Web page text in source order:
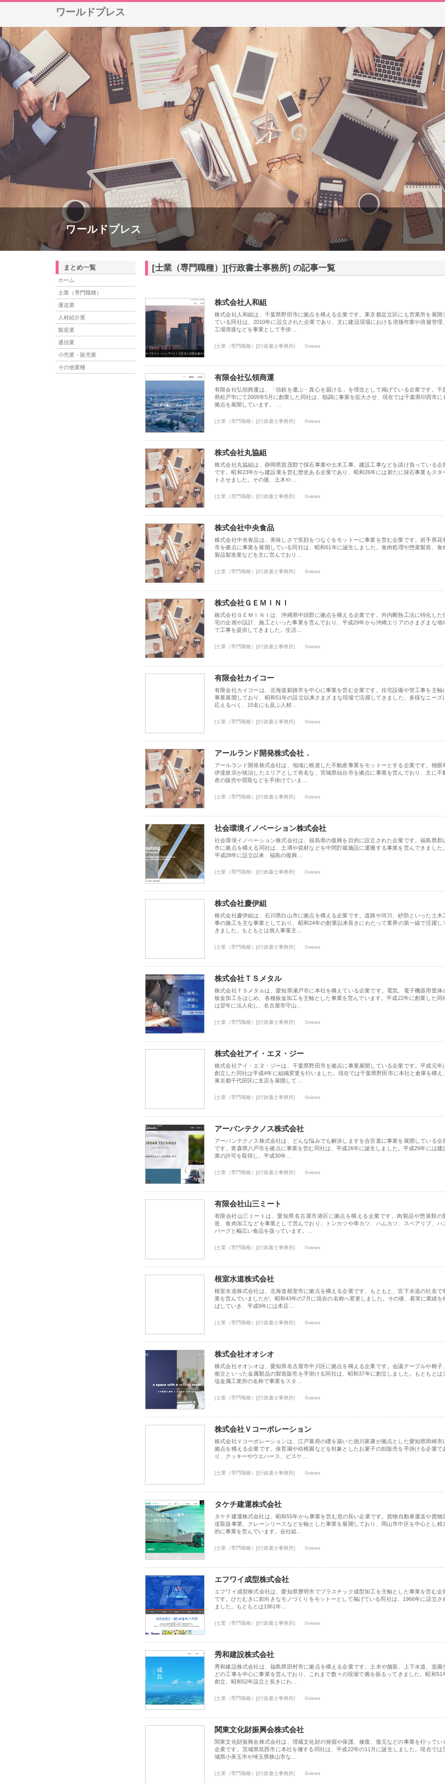
ワールドプレス
ワールドプレス
まとめ一覧
ホーム
士業（専門職種）
運送業
人材紹介業
製造業
通信業
小売業・販売業
その他業種
[士業（専門職種）][行政書士事務所] の記事一覧
株式会社人和組
株式会社人和組は、千葉県野田市に拠点を構える企業です。東京都足立区にも営業所を展開
ている同社は、2010年に設立された企業であり、主に建設現場における溶接作業や溶接管理、
工場溶接などを事業として手掛…
[士業（専門職種）][行政書士事務所] 0views
有限会社弘領商運
有限会社弘領商運は、「信頼を運ぶ・真心を届ける」を理念として掲げている企業です。千
県松戸市にて2005年5月に創業した同社は、順調に事業を拡大させ、現在では千葉県印西市に
拠点を展開しています。 …
[士業（専門職種）][行政書士事務所] 0views
株式会社丸協組
株式会社丸協組は、静岡県賀茂郡で採石事業や土木工事、建設工事などを請け負っている企
です。昭和23年から建設業を営む歴史ある企業であり、昭和26年には新たに採石事業もスタ
トさせました。その後、土木や…
[士業（専門職種）][行政書士事務所] 0views
株式会社中央食品
株式会社中央食品は、美味しさで笑顔をつなぐをモットーに事業を営む企業です。岩手県花
市を拠点に事業を展開している同社は、昭和61年に誕生しました。食肉処理や惣菜製造、食
製品製造業などを主に営んでおり…
[士業（専門職種）][行政書士事務所] 0views
株式会社ＧＥＭＩＮＩ
株式会社ＧＥＭＩＮＩは、沖縄県中頭郡に拠点を構える企業です。外内断熱工法に特化した
宅の企画や設計、施工といった事業を営んでおり、平成29年から沖縄エリアのさまざまな地
で工事を提供してきました。生活…
[士業（専門職種）][行政書士事務所] 0views
有限会社カイコー
有限会社カイコーは、北海道釧路市を中心に事業を営む企業です。住宅設備や管工事を主軸
事業展開しており、昭和51年の設立以来さまざまな現場で活躍してきました。多様なニーズ
応えるべく、15名にも及ぶ人材…
[士業（専門職種）][行政書士事務所] 0views
アールランド開発株式会社．
アールランド開発株式会社は、地域に根差した不動産事業をモットーとする企業です。独眼
伊達政宗が統治したエリアとして有名な、宮城県仙台市を拠点に事業を営んでおり、主に不
産の販売や買取などを手掛けていま…
[士業（専門職種）][行政書士事務所] 0views
社会環境イノベーション株式会社
社会環境イノベーション株式会社は、福島県の復興を目的に設立された企業です。福島県郡
市に拠点を構える同社は、土壌や資材などを中間貯蔵施設に運搬する事業を営んできました。
平成28年に設立以来、福島の復興…
[士業（専門職種）][行政書士事務所] 0views
株式会社慶伊組
株式会社慶伊組は、石川県白山市に拠点を構える企業です。道路や河川、砂防といった土木
事の施工を主な事業としており、昭和24年の創業以来長きにわたって業界の第一線で活躍し
きました。もともとは個人事業主…
[士業（専門職種）][行政書士事務所] 0views
株式会社ＴＳメタル
株式会社ＴＳメタルは、愛知県瀬戸市に本社を構えている企業です。電気、電子機器用筐体
板金加工をはじめ、各種板金加工を主軸とした事業を営んでいます。平成22年に創業した同
は翌年に法人化し、名古屋市守山…
[士業（専門職種）][行政書士事務所] 0views
株式会社アイ・エヌ・ジー
株式会社アイ・エヌ・ジーは、千葉県野田市を拠点に事業展開している企業です。平成元年
創立した同社は平成4年に組織変更を行いました。現在では千葉県野田市に本社と倉庫を構え、
東京都千代田区に支店を展開して…
[士業（専門職種）][行政書士事務所] 0views
アーバンテクノス株式会社
アーバンテクノス株式会社は、どんな悩みでも解決しますを合言葉に事業を展開している企
です。青森県八戸市を拠点に事業を営む同社は、平成26年に誕生しました。平成29年には建
業の許可を取得し、平成30年…
[士業（専門職種）][行政書士事務所] 0views
有限会社山三ミート
有限会社山三ミートは、愛知県名古屋市港区に拠点を構える企業です。肉製品や惣菜類の
造、食肉加工などを事業として営んでおり、トンカツや串カツ、ハムカツ、スペアリブ、ハ
バーグと幅広い食品を扱っています。…
[士業（専門職種）][行政書士事務所] 0views
根室水道株式会社
根室水道株式会社は、北海道根室市に拠点を構える企業です。もともと、宮下水道の社名で
業を営んでいましたが、昭和43年の7月に現在の名称へ変更しました。その後、着実に業績を
ばしていき、平成9年には本店…
[士業（専門職種）][行政書士事務所] 0views
株式会社オオシオ
株式会社オオシオは、愛知県名古屋市中川区に拠点を構える企業です。会議テーブルや椅子、
衝立といった金属製品の製造販売を手掛ける同社は、昭和37年に創立しました。もともとは
塩金属工業所の名称で事業をスタ…
[士業（専門職種）][行政書士事務所] 0views
株式会社Ｖコーポレーション
株式会社Ｖコーポレーションは、江戸幕府の礎を築いた徳川家康が拠点とした愛知県岡崎市
拠点を構える企業です。保育園や幼稚園などを対象としたお菓子の卸販売を手掛ける企業で
り、クッキーやウエハース、ビスケ…
[士業（専門職種）][行政書士事務所] 0views
タケチ建運株式会社
タケチ建運株式会社は、昭和55年から事業を営む息の長い企業です。貨物自動車運送や貨物
送取扱事業、クレーンリースなどを軸とした事業を展開しており、岡山市中区を中心とし精
的に事業を営んでいます。会社組…
[士業（専門職種）][行政書士事務所] 0views
エフワイ成型株式会社
エフワイ成型株式会社は、愛知県豊明市でプラスチック成型加工を主軸とした事業を営む企
です。ひたむきに前向きなモノづくりをモットーとして掲げている同社は、1966年に設立さ
ました。もともとは1961年…
[士業（専門職種）][行政書士事務所] 0views
秀和建設株式会社
秀和建設株式会社は、福島県田村市に拠点を構える企業です。土木や舗装、上下水道、造園
どの工事を中心に事業を営んでおり、これまで数々の現場で腕を振るってきました。昭和51
創立、昭和52年設立と長きにわ…
[士業（専門職種）][行政書士事務所] 0views
関東文化財振興会株式会社
関東文化財振興会株式会社は、埋蔵文化財の発掘や保護、修復、復元などの事業を行ってい
企業です。茨城県筑西市に本社を擁する同社は、平成22年の11月に誕生しました。現在では
城県小美玉市や埼玉県狭山市な…
[士業（専門職種）][行政書士事務所] 0views